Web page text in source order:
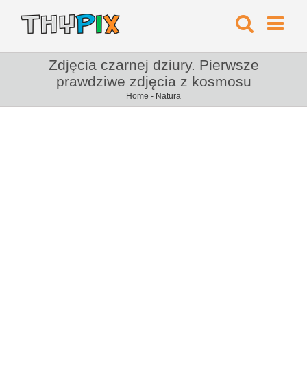
Zdjęcia czarnej dziury. Pierwsze
prawdziwe zdjęcia z kosmosu
Home - Natura